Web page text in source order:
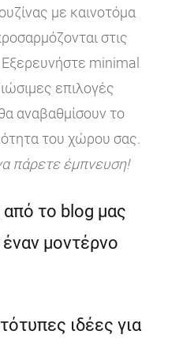
με καινοτόμα
στις
minimal
επιλογές
αναβαθμίσουν το
του χώρου σας.
πάρετε έμπνευση!
από το blog μας
έναν μοντέρνο
ιδέες για